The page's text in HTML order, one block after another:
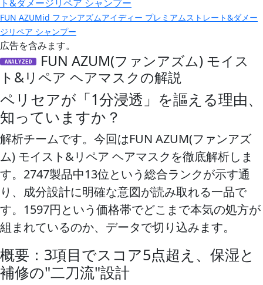
FUN AZUMid ファンアズムアイディー プレミアムストレート&ダメー
ジリペア シャンプー
広告を含みます。
ANALYZED
FUN AZUM(ファンアズム) モイス
ト&リペア ヘアマスクの解説
ペリセアが「1分浸透」を謳える理由、
知っていますか？
解析チームです。今回はFUN AZUM(ファンアズ
ム) モイスト&リペア ヘアマスクを徹底解析しま
す。2747製品中13位という総合ランクが示す通
り、成分設計に明確な意図が読み取れる一品で
す。1597円という価格帯でどこまで本気の処方が
組まれているのか、データで切り込みます。
概要：3項目でスコア5点超え、保湿と
補修の"二刀流"設計